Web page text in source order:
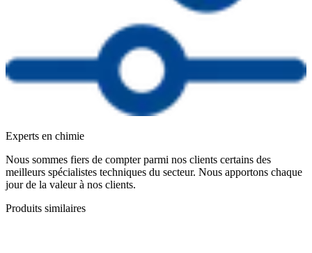
Experts en chimie
Nous sommes fiers de compter parmi nos clients certains des
meilleurs spécialistes techniques du secteur. Nous apportons chaque
jour de la valeur à nos clients.
Produits similaires